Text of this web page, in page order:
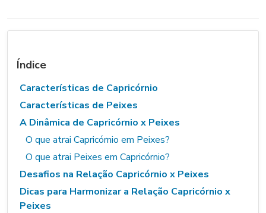
Índice
Características de Capricórnio
Características de Peixes
A Dinâmica de Capricórnio x Peixes
O que atrai Capricórnio em Peixes?
O que atrai Peixes em Capricórnio?
Desafios na Relação Capricórnio x Peixes
Dicas para Harmonizar a Relação Capricórnio x
Peixes